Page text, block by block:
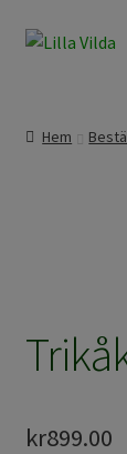
Hoppa
Hoppa
Övrigt / Info
Hem
kr899.00